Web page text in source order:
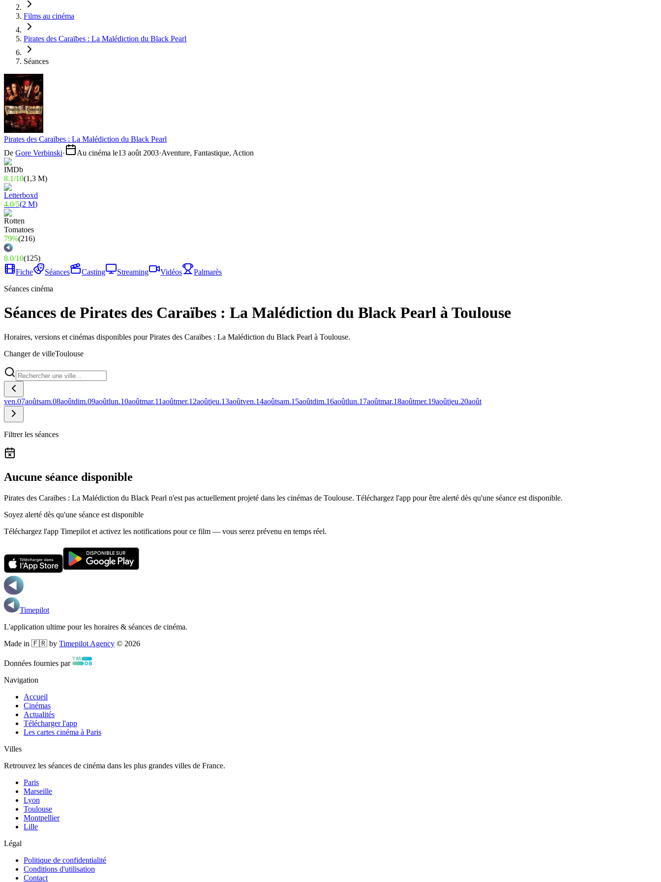
Films au cinéma
Pirates des Caraïbes : La Malédiction du Black Pearl
Séances
Pirates des Caraïbes : La Malédiction du Black Pearl
De Gore Verbinski· Au cinéma le13 août 2003·Aventure, Fantastique, Action
8.1/10(1,3 M)
4.0/5(2 M)
79%(216)
8.0/10(125)
Fiche
Séances Casting Streaming Vidéos
Palmarès
Séances cinéma
Séances de Pirates des Caraïbes : La Malédiction du Black Pearl à Toulouse
Horaires, versions et cinémas disponibles pour Pirates des Caraïbes : La Malédiction du Black Pearl à Toulouse.
Changer de villeToulouse
ven.07aoûtsam.08aoûtdim.09aoûtlun.10aoûtmar.11aoûtmer.12aoûtjeu.13aoûtven.14aoûtsam.15aoûtdim.16aoûtlun.17aoûtmar.18aoûtmer.19aoûtjeu.20août
Filtrer les séances
Aucune séance disponible
Pirates des Caraïbes : La Malédiction du Black Pearl n'est pas actuellement projeté dans les cinémas de Toulouse. Téléchargez l'app pour être alerté dès qu'une séance est disponible.
Soyez alerté dès qu'une séance est disponible
Téléchargez l'app Timepilot et activez les notifications pour ce film — vous serez prévenu en temps réel.
Timepilot
L'application ultime pour les horaires & séances de cinéma.
Made in 🇫🇷 by Timepilot Agency © 2026
Données fournies par
Navigation
Accueil
Cinémas
Actualités
Télécharger l'app
Les cartes cinéma à Paris
Villes
Retrouvez les séances de cinéma dans les plus grandes villes de France.
Paris
Marseille
Lyon
Toulouse
Montpellier
Lille
Légal
Politique de confidentialité
Conditions d'utilisation
Contact